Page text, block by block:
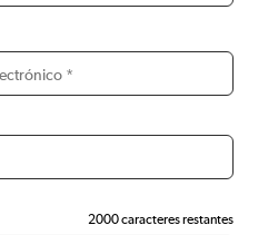
2000 caracteres restantes